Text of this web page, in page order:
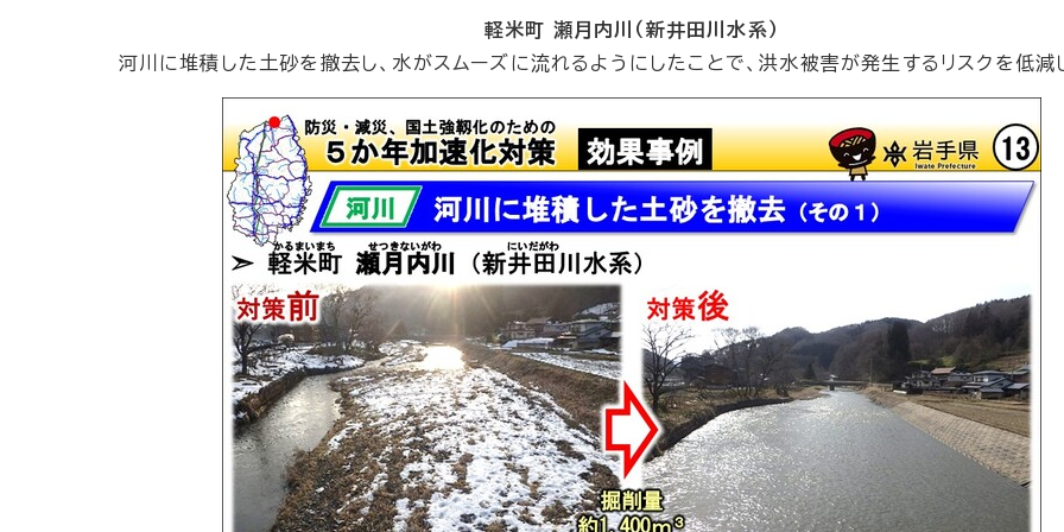
軽米町 瀬月内川（新井田川水系）
河川に堆積した土砂を撤去し、水がスムーズに流れるようにしたことで、洪水被害が発生するリスクを低減